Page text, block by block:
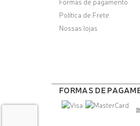
Política de Frete
Nossas lojas
FORMAS DE